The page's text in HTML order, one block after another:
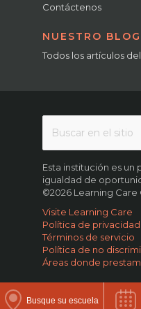
Busque su escuela
Contáctenos
NUESTRO BLOG
Todos los artículos
Esta institución es
igualdad de
©2026 Learning Care
Visite Learning Care
Política de privacidad
Términos de servicio
Política de no
Áreas donde